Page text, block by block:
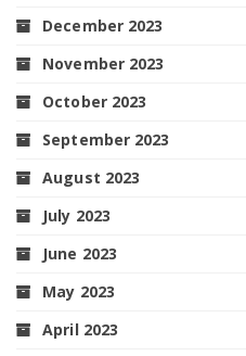
December 2023
November 2023
October 2023
September 2023
August 2023
July 2023
June 2023
May 2023
April 2023